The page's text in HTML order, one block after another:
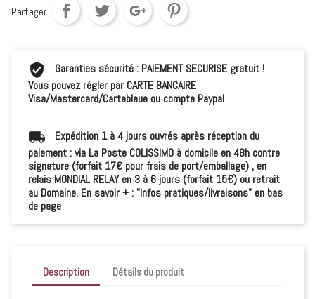
Partager
Garanties sécurité : PAIEMENT SECURISE gratuit !
Vous pouvez régler par CARTE BANCAIRE
Visa/Mastercard/Cartebleue ou compte Paypal
Expédition 1 à 4 jours ouvrés après réception du
paiement : via La Poste COLISSIMO à domicile en 48h contre
signature (forfait 17€ pour frais de port/emballage) , en
relais MONDIAL RELAY en 3 à 6 jours (forfait 15€) ou retrait
au Domaine. En savoir + : "Infos pratiques/livraisons" en bas
de page
Description Détails du produit